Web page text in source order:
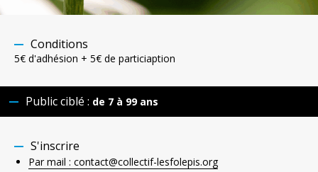
Conditions
5€ d'adhésion + 5€ de particiaption
Public ciblé : de 7 à 99 ans
S'inscrire
Par mail : contact@collectif-lesfolepis.org